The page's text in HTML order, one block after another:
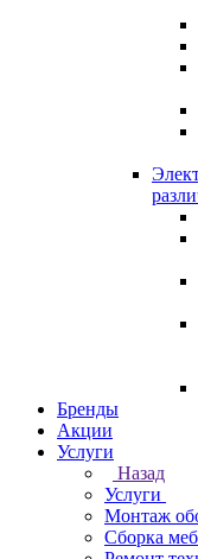
Бренды
Акции
Услуги
Назад
Услуги
Монтаж
Сборка